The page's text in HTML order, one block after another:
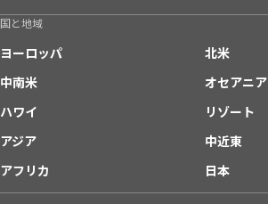
国と地域
ヨーロッパ
北米
中南米
オセアニア
ハワイ
リゾート
アジア
中近東
アフリカ
日本